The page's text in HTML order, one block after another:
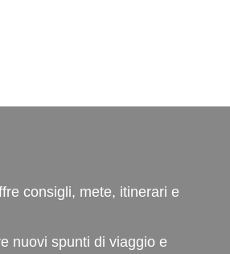
consigli, mete, itinerari e
nuovi spunti di viaggio e